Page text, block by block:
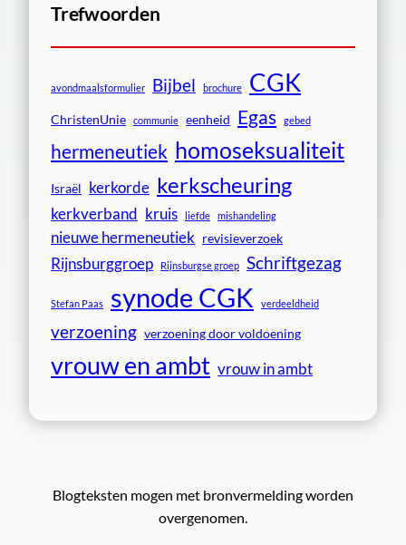
Trefwoorden
avondmaalsformulier Bijbel brochure CGK
ChristenUnie communie eenheid Egas gebed
hermeneutiek homoseksualiteit
Israël kerkorde kerkscheuring
kerkverband kruis liefde mishandeling
nieuwe hermeneutiek revisieverzoek
Rijnsburggroep Rijnsburgse groep Schriftgezag
Stefan Paas synode CGK verdeeldheid
verzoening verzoening door voldoening
vrouw en ambt vrouw in ambt
Blogteksten mogen met bronvermelding worden
overgenomen.